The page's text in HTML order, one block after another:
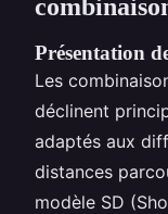
Présentation
Les
déclinent
adaptés aux
distances
modèle SD